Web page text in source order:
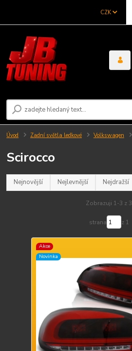
CZK
Úvod Zadní světla ledkové Volkswagen
Scirocco
Nejnovější Nejlevnější Nejdražší
Zobrazuji 1-3 z 3
strana z 1
Akce
Novinka